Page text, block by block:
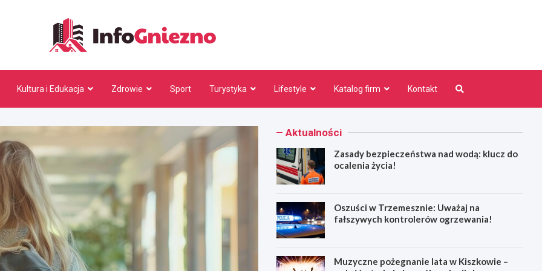
Kultura i Edukacja Zdrowie Sport Turystyka Lifestyle Katalog firm Kontakt
Aktualności
Zasady bezpieczeństwa nad wodą: klucz do
ocalenia życia!
Oszuści w Trzemesznie: Uważaj na
fałszywych kontrolerów ogrzewania!
Muzyczne pożegnanie lata w Kiszkowie –